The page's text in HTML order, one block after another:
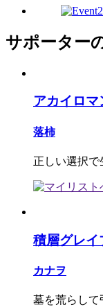
サポーター
アカイロ
落柿
正しい選択で
積層グレイ
カナヲ
墓を荒らして